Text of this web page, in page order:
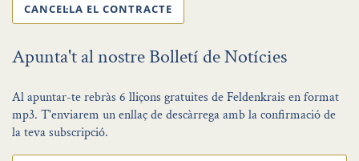
CANCEL·LA EL CONTRACTE
Apunta't al nostre Bolletí de Notícies
Al apuntar-te rebràs 6 lliçons gratuites de Feldenkrais en format
mp3. T'enviarem un enllaç de descàrrega amb la confirmació de
la teva subscripció.